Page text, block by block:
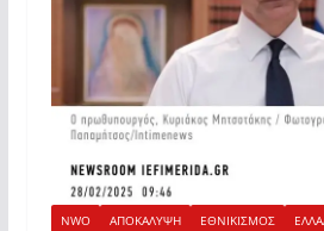
NWO ΑΠΟΚΑΛΥΨΗ ΕΘΝΙΚΙΣΜΟΣ